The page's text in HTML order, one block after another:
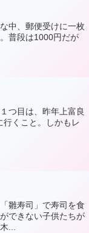
中、郵便受けに一枚
普段は1000円だが
つ目は、昨年上富良
くこと。しかもレ
雛寿司」で寿司を食
できない子供たちが
...